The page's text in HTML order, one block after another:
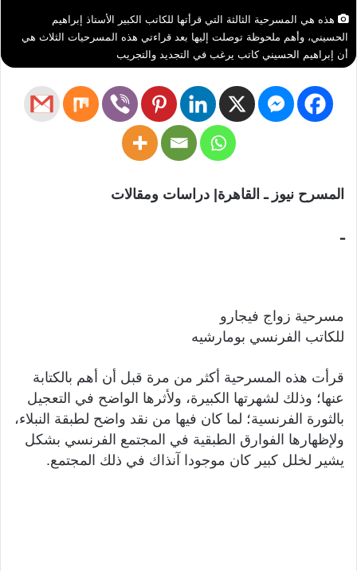
هذه هي المسرحية الثالثة التي قرأتها للكاتب الكبير الأستاذ إبراهيم
الحسيني، وأهم ملحوظة توصلت إليها بعد قراءتي هذه المسرحيات الثلاث هي
أن إبراهيم الحسيني كاتب يرغب في التجديد والتجريب
المسرح نيوز ـ القاهرة| دراسات ومقالات
ـ
مسرحية زواج فيجارو
للكاتب الفرنسي بومارشيه
قرأت هذه المسرحية أكثر من مرة قبل أن أهم بالكتابة
عنها؛ وذلك لشهرتها الكبيرة، ولأثرها الواضح في التعجيل
بالثورة الفرنسية؛ لما كان فيها من نقد واضح لطبقة النبلاء،
ولإظهارها الفوارق الطبقية في المجتمع الفرنسي بشكل
يشير لخلل كبير كان موجودا آنذاك في ذلك المجتمع.